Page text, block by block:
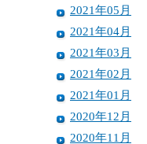
2021年05月
2021年04月
2021年03月
2021年02月
2021年01月
2020年12月
2020年11月